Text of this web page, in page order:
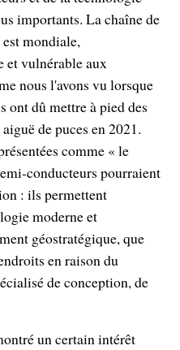
importants. La chaîne de
mondiale,
et vulnérable aux
nous l'avons vu lorsque
ont dû mettre à pied des
de puces en 2021.
comme « le
conducteurs pourraient
: ils permettent
moderne et
géostratégique, que
en raison du
de conception, de
un certain intérêt